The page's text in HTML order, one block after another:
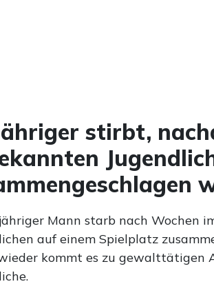
stirbt,
Mann starb nach Wochen
auf einem Spielplatz
kommt es zu gewalttätigen